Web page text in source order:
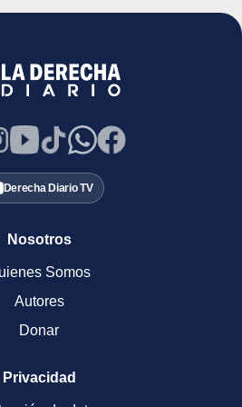
Derecha Diario TV
Nosotros
Somos
Autores
Donar
Privacidad